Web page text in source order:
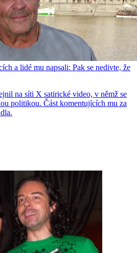
a lidé mu napsali: Pak se nedivte, že
na síti X satirické video, v němž se
politikou. Část komentujících mu za